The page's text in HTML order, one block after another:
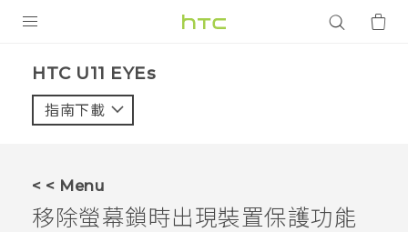
VIVE
HTC U11 EYEs‎
指南下載
< < Menu
移除螢幕鎖時出現裝置保護功能